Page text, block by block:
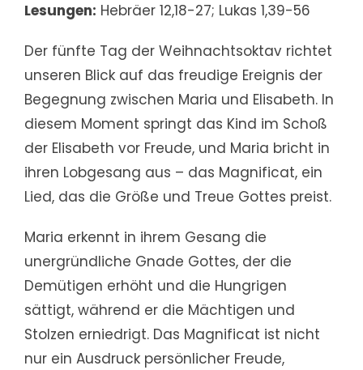
Lesungen: Hebräer 12,18-27; Lukas 1,39-56
Der fünfte Tag der Weihnachtsoktav richtet
unseren Blick auf das freudige Ereignis der
Begegnung zwischen Maria und Elisabeth. In
diesem Moment springt das Kind im Schoß
der Elisabeth vor Freude, und Maria bricht in
ihren Lobgesang aus – das Magnificat, ein
Lied, das die Größe und Treue Gottes preist.
Maria erkennt in ihrem Gesang die
unergründliche Gnade Gottes, der die
Demütigen erhöht und die Hungrigen
sättigt, während er die Mächtigen und
Stolzen erniedrigt. Das Magnificat ist nicht
nur ein Ausdruck persönlicher Freude,